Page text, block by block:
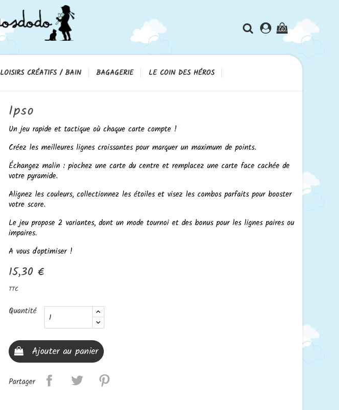
(0)
LOISIRS CRÉATIFS / BAIN BAGAGERIE LE COIN DES HÉROS
Ipso
Un jeu rapide et tactique où chaque carte compte !
Créez les meilleures lignes croissantes pour marquer un maximum de points.
Échangez malin : piochez une carte du centre et remplacez une carte face cachée de
votre pyramide.
Alignez les couleurs, collectionnez les étoiles et visez les combos parfaits pour booster
votre score.
Le jeu propose 2 variantes, dont un mode tournoi et des bonus pour les lignes paires ou
impaires.
A vous d'optimiser !
15,30 €
TTC
Quantité
Ajouter au panier
Partager